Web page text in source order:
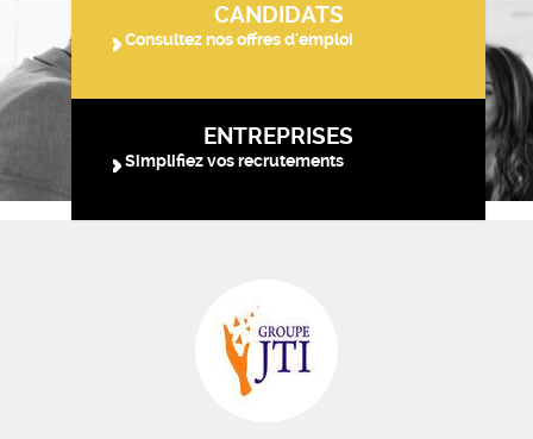
CANDIDATS
Consultez nos offres d'emploi
ENTREPRISES
Simplifiez vos recrutements